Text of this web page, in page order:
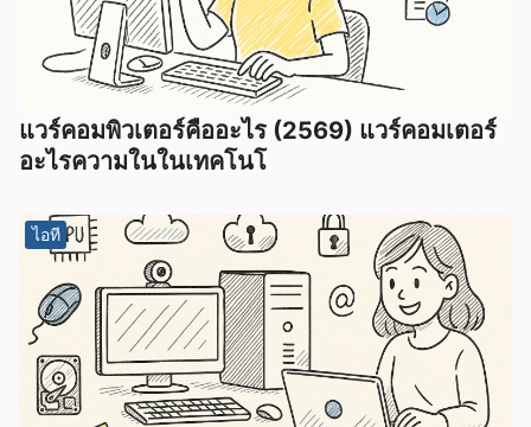
แวร์คอมพิวเตอร์คืออะไร (2569) แวร์คอมเตอร์
อะไรความในในเทคโนโ
ไอที